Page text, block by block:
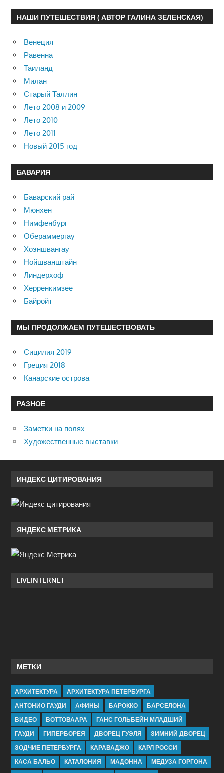
НАШИ ПУТЕШЕСТВИЯ ( АВТОР ГАЛИНА ЗЕЛЕНСКАЯ)
Венеция
Равенна
Таиланд
Милан
Старый Таллин
Лето 2008 и 2009
Лето 2010
Лето 2011
Новый 2015 год
БАВАРИЯ
Баварский рай
Мюнхен
Нимфенбург
Обераммергау
Хоэншвангау
Нойшванштайн
Линдерхоф
Херренкимзее
Байройт
МЫ ПРОДОЛЖАЕМ ПУТЕШЕСТВОВАТЬ
Сицилия 2019
Греция 2018
Канарские острова
РАЗНОЕ
Заметки на полях
Художественные выставки
ИНДЕКС ЦИТИРОВАНИЯ
ЯНДЕКС.МЕТРИКА
LIVEINTERNET
МЕТКИ
АРХИТЕКТУРА
АРХИТЕКТУРА ПЕТЕРБУРГА
АНТОНИО ГАУДИ
АФИНЫ БАРОККО
БАРСЕЛОНА
ВИДЕО
ВОТТОВААРА
ГАНС ГОЛЬБЕЙН МЛАДШИЙ
ГАУДИ
ГИПЕРБОРЕЯ ДВОРЕЦ ГУЭЛЯ
ЗИМНИЙ ДВОРЕЦ
ЗОДЧИЕ ПЕТЕРБУРГА
КАРАВАДЖО
КАРЛ РОССИ
КАСА БАЛЬО
КАТАЛОНИЯ МАДОННА
МЕДУЗА ГОРГОНА